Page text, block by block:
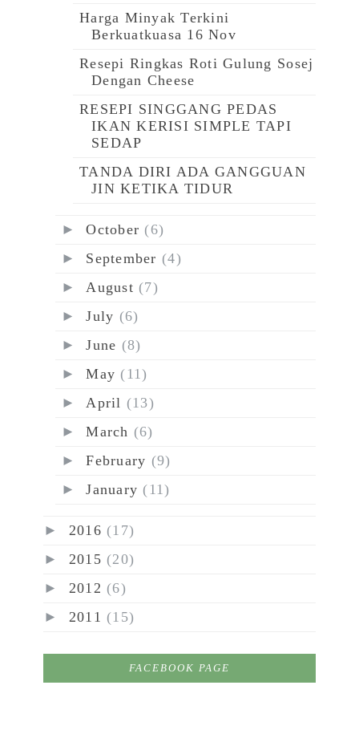
Harga Minyak Terkini
Berkuatkuasa 16 Nov
Resepi Ringkas Roti Gulung Sosej
Dengan Cheese
RESEPI SINGGANG PEDAS
IKAN KERISI SIMPLE TAPI
SEDAP
TANDA DIRI ADA GANGGUAN
JIN KETIKA TIDUR
►October (6)
► September (4)
►August (7)
►July (6)
►June (8)
►May (11)
►April (13)
►March (6)
►February (9)
►January (11)
► 2016 (17)
► 2015 (20)
► 2012 (6)
► 2011 (15)
FACEBOOK PAGE